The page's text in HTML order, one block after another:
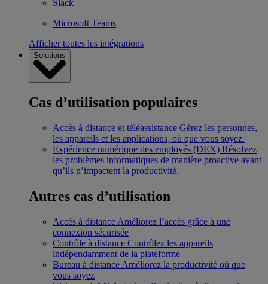
Slack
Microsoft Teams
Afficher toutes les intégrations
Solutions
Cas d’utilisation populaires
Accès à distance et téléassistance Gérez les personnes,
les appareils et les applications, où que vous soyez.
Expérience numérique des employés (DEX) Résolvez
les problèmes informatiques de manière proactive avant
qu’ils n’impactent la productivité.
Autres cas d’utilisation
Accès à distance Améliorez l’accès grâce à une
connexion sécurisée
Contrôle à distance Contrôlez les appareils
indépendamment de la plateforme
Bureau à distance Améliorez la productivité où que
vous soyez